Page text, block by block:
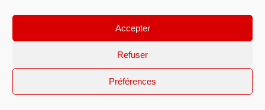
Accepter
Refuser
Préférences
DO-136 Auguste Brunet –